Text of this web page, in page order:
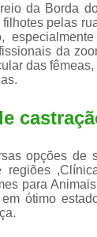
da Borda
pelas
da
das
opções de
para
ótimo